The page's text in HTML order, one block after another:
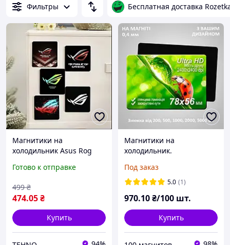
Фильтры Бесплатная доставка
Магнитики на
холодильник Asus Rog
Готово к отправке
474.05₴
499 ₴
Купить
Магнитики на
холодильник.
на заказ. Размер 78х56
мм
Под заказ
5.0 (1)
970.10₴/100 шт.
Купить